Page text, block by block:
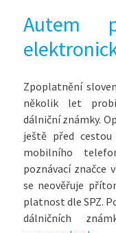
Autem
Zpoplatnění
několik let
dálniční známky.
ještě před
mobilního
poznávací značce
se neověřuje
platnost dle SPZ.
dálničních